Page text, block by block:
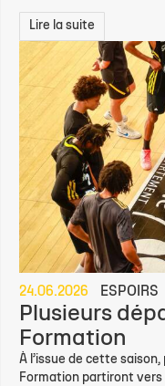
Lire la suite
24.06.2026 ESPOIRS
Plusieurs
Formation
À l’issue de cette
Formation partiront vers